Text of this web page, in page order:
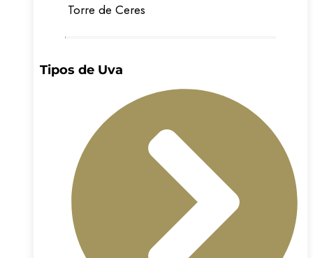
Torre de Ceres
Tipos de Uva